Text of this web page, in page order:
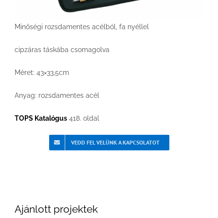
Minőségi rozsdamentes acélból, fa nyéllel
cipzáras táskába csomagolva
Méret: 43×33,5cm
Anyag: rozsdamentes acél
TOPS Katalógus 418. oldal
VEDD FEL VELÜNK A KAPCSOLATOT
Ajánlott projektek